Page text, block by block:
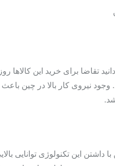
تقاضا برای خرید این کالاها
وجود نیروی کار بالا در چین
داشتن این تکنولوژی توانایی